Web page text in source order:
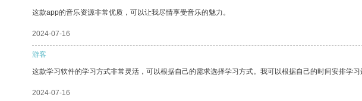
这款app的音乐资源非常优质，可以让我尽情享受音乐的魅力。
2024-07-16
游客
这款学习软件的学习方式非常灵活，可以根据自己的需求选择学习方式。我可以根据自己的时间安排学习
2024-07-16